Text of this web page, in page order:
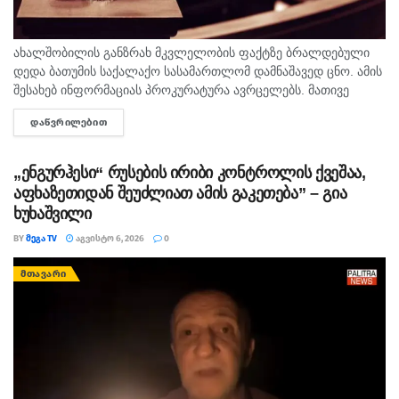
ახალშობილის განზრახ მკვლელობის ფაქტზე ბრალდებული
დედა ბათუმის საქალაქო სასამართლომ დამნაშავედ ცნო. ამის
შესახებ ინფორმაციას პროკურატურა ავრცელებს. მათივე
ინფორმაციით, საქმე ეხება, 22 თებერვალს, ბათუმის ერთ-
ერთი კლინიკაში მომხდარ ფაქტს, რა დროსაც კლინიკის ერთ-
ᲓᲐᲬᲕᲠᲘᲚᲔᲑᲘᲗ
„ენგურჰესი“ რუსების ირიბი კონტროლის ქვეშაა,
აფხაზეთიდან შეუძლიათ ამის გაკეთება” – გია
ხუხაშვილი
BYᲛᲔᲒᲐ TV ᲐᲒᲕᲘᲡᲢᲝ 6, 2026 0
ᲛᲗᲐᲕᲐᲠᲘ